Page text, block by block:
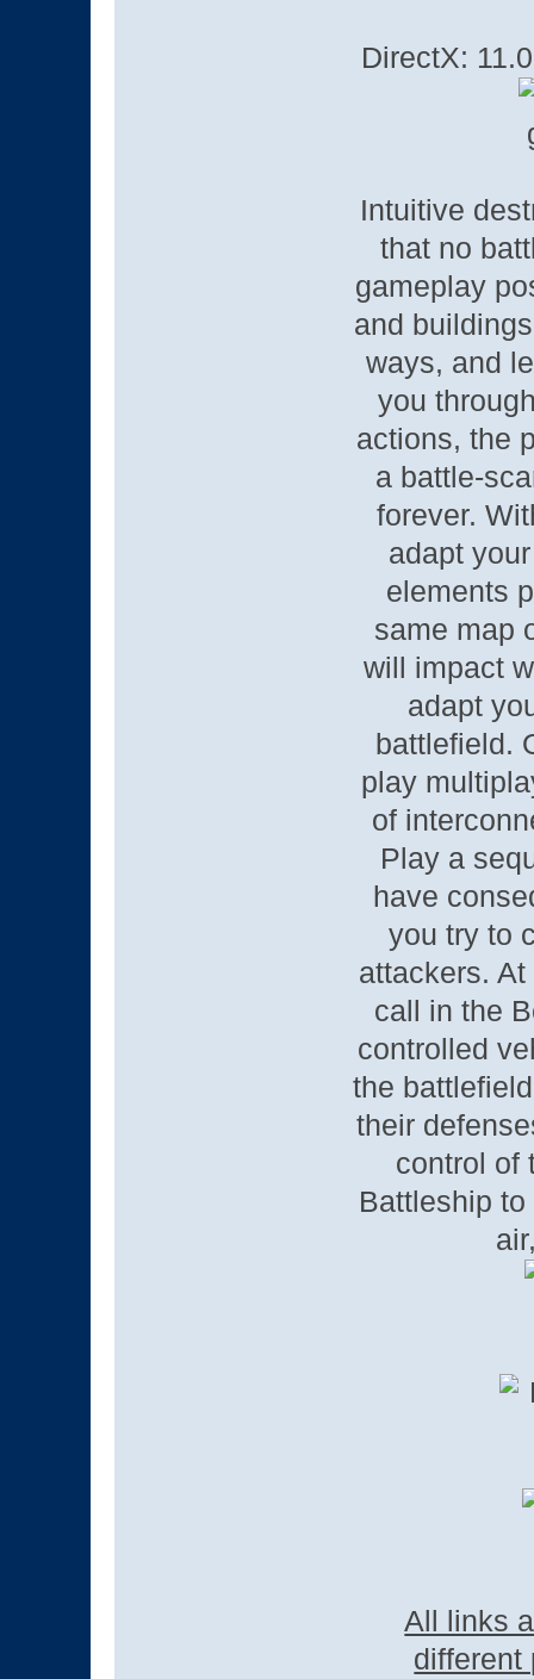
DirectX:
Intuitive
that no
gameplay
and
ways, and
you
actions, the
a battle-
forever.
adapt
elements
same map
will impact
adapt
battlefield.
play
of
Play a
have
you try to
attackers.
call in the
controlled
the
their
control of
Battleship
All links
different